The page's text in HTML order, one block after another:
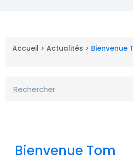
Accueil > Actualités > Bienvenue
Bienvenue Tom